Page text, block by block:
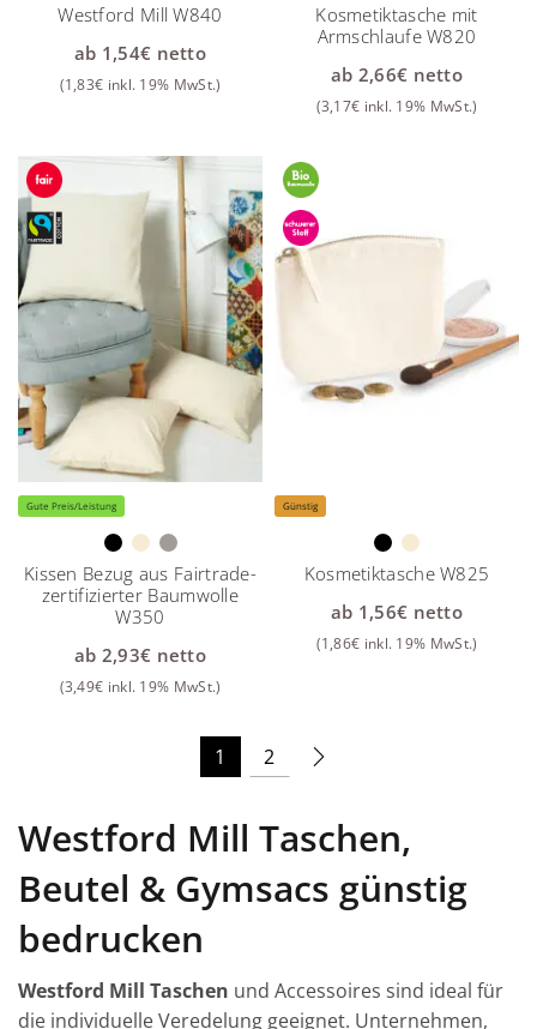
Westford Mill W840
ab 1,54€ netto
(1,83€ inkl. 19% MwSt.)
Kosmetiktasche mit
Armschlaufe W820
ab 2,66€ netto
(3,17€ inkl. 19% MwSt.)
Gute Preis/Leistung
Kissen Bezug aus Fairtrade-
zertifizierter Baumwolle
W350
ab 2,93€ netto
(3,49€ inkl. 19% MwSt.)
Günstig
Kosmetiktasche W825
ab 1,56€ netto
(1,86€ inkl. 19% MwSt.)
1 2
Westford Mill Taschen,
Beutel & Gymsacs günstig
bedrucken
Westford Mill Taschen und Accessoires sind ideal für
die individuelle Veredelung geeignet. Unternehmen,